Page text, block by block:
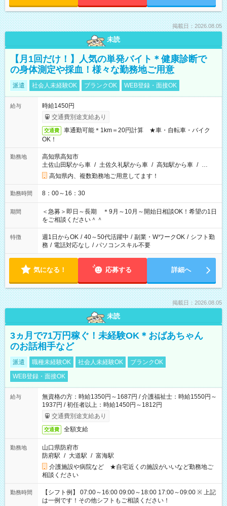
掲載日：2026.08.05
未読
【月1回だけ！】人気の単発バイト＊健康診断で
の身体測定や採血！様々な勤務地ご用意
派遣 社会人未経験OK ブランクOK WEB登録・面接OK
給与
時給1450円
交通費別途支給あり
交通費
車通勤可能＊1km＝20円計算 ★車・自転車・バイク
OK！
勤務地
高知県高知市
土佐山田駅から車 / 土佐久礼駅から車 / 高知駅から車 / …
高知県内、複数勤務地ご用意してます！
勤務時間 8：00～16：30
期間
＜急募＞即日～長期 ＊9月～10月～開始日相談OK！希望の1日
をご相談ください＾＾
特徴 週1日からOK / 40～50代活躍中 / 副業・WワークOK / シフト勤
務 / 電話対応なし / パソコンスキル不要
気になる！ 応募する 詳細へ
掲載日：2026.08.05
未読
3ヵ月で71万円稼ぐ！未経験OK＊おばあちゃん
のお話相手など
派遣 職種未経験OK 社会人未経験OK
ブランクOK
WEB登録・面接OK
給与
無資格の方：時給1350円～1687円 / 介護福祉士：時給1550円～
1937円 / 初任者以上：時給1450円～1812円
交通費別途支給あり
交通費 全額支給
勤務地
山口県防府市
防府駅 / 大道駅 / 富海駅
介護施設や病院など ★自宅近くの施設がいいなど勤務地ご
相談ください
勤務時間
【シフト例】 07:00～16:00 09:00～18:00 17:00～09:00 ※ 上記
は一例です！その他シフトもご相談ください！